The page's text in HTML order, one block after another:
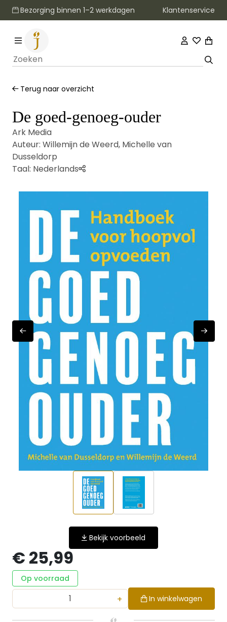
Bezorging binnen 1–2 werkdagen Klantenservice
Terug naar overzicht
De goed-genoeg-ouder
Ark Media
Auteur: Willemijn de Weerd, Michelle van
Dusseldorp
Taal: Nederlands
Bekijk voorbeeld
€ 25,99
Op voorraad
+ In winkelwagen